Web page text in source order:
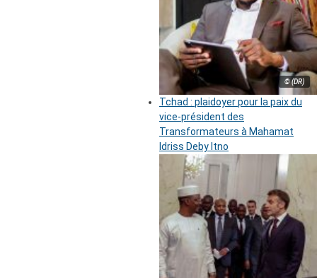
© (DR)
Tchad : plaidoyer pour la paix du
vice-président des
Transformateurs à Mahamat
Idriss Deby Itno